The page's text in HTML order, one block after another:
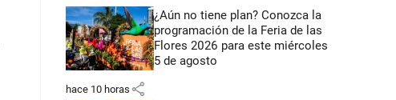
¿Aún no tiene plan? Conozca la
programación de la Feria de las
Flores 2026 para este miércoles
5 de agosto
hace 10 horas share